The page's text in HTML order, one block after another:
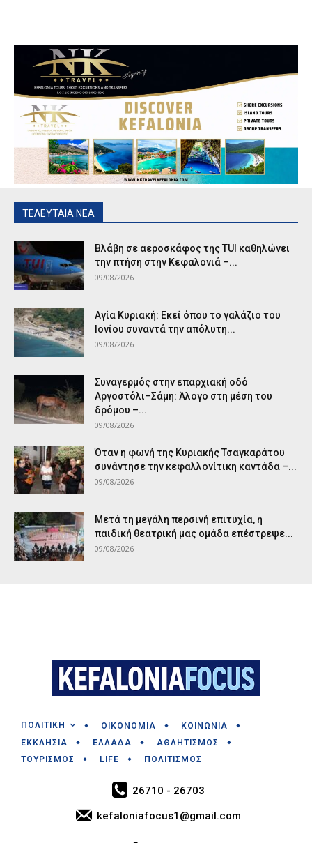
ΤΕΛΕΥΤΑΙΑ ΝΕΑ
Βλάβη σε αεροσκάφος της TUI καθηλώνει
την πτήση στην Κεφαλονιά –...
09/08/2026
Αγία Κυριακή: Εκεί όπου το γαλάζιο του
Ιονίου συναντά την απόλυτη...
09/08/2026
Συναγερμός στην επαρχιακή οδό
Αργοστόλι–Σάμη: Άλογο στη μέση του
δρόμου –...
09/08/2026
Όταν η φωνή της Κυριακής Τσαγκαράτου
συνάντησε την κεφαλλονίτικη καντάδα –...
09/08/2026
Μετά τη μεγάλη περσινή επιτυχία, η
παιδική θεατρική μας ομάδα επέστρεψε...
09/08/2026
ΠΟΛΙΤΙΚΗ ΟΙΚΟΝΟΜΙΑ
ΚΟΙΝΩΝΙΑ
ΕΚΚΛΗΣΙΑ
ΕΛΛΑΔΑ
ΑΘΛΗΤΙΣΜΟΣ
ΤΟΥΡΙΣΜΟΣ
LIFE ΠΟΛΙΤΙΣΜΟΣ
26710 - 26703
kefaloniafocus1@gmail.com